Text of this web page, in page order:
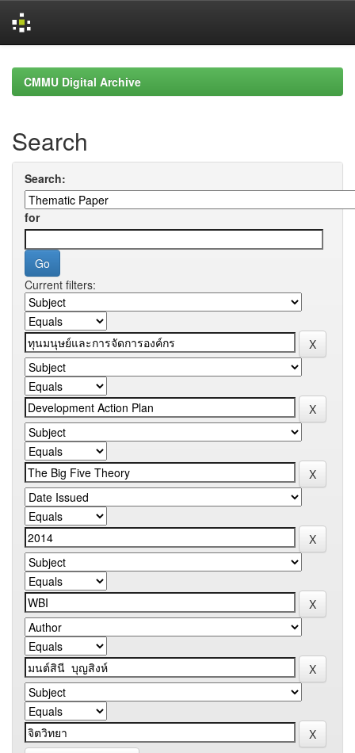
navigationCMMU Digital Archive
Search
Search:
for
Current filters: